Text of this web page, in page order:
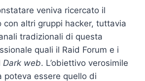
veniva ricercato il
altri gruppi hacker, tuttavia
tradizionali di questa
quali il Raid Forum e i
Dark web. L’obiettivo verosimile
poteva essere quello di